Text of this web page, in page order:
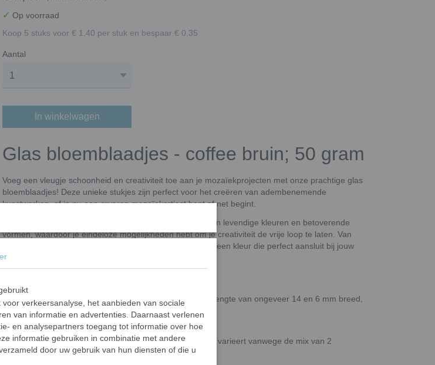
✓ Op voorraad
Koop 5 stuks voor € 1,40 per stuk en bespaar € 0,35
Aantal
In winkelwagen
Glas bloemblaadjes - coffee bruin; 50 gram
Voeg een vleugje schoonheid en creativiteit toe aan je mozaïekprojecten met onze prachtige glas
bloemblaadjes! Deze unieke stukjes zijn perfect voor het creëren van adembenemende
kunstwerken, of je nu een ervaren mozaïekartiest bent of net begint.
Onze glas bloemblaadjes zijn verkrijgbaar in een scala aan levendige kleuren en betoverende
vormen, waardoor je eindeloze mogelijkheden hebt om je creativiteit de vrije loop te laten. Van
delicate pasteltinten tot krachtige, felle kleuren, er is altijd een kleur die perfect aansluit bij jouw
ontwerp.
De mix heeft bloemblaadjes van 2 afmetingen. Een lengte van ongeveer 14 en 6 mm breed,
en 21 mm lang en 9,5 mm breed.
Dikte 5 mm.
50 gram bevat ongeveer 25 steentjes. Exacte aantal varieert vanwege de mix van 2
afmetingen.
verkeersanalyse, het aanbieden van sociale
van informatie en advertenties. Daarnaast verlenen
en analysepartners toegang tot informatie over hoe
informatie gebruiken in combinatie met andere
door uw gebruik van hun diensten of die u